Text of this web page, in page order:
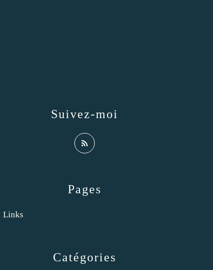
Catégories
Pages
Links
Suivez-moi